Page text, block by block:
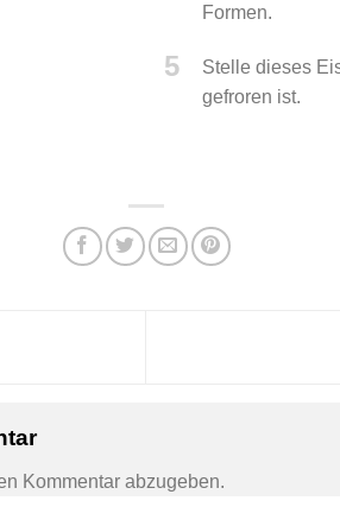
Formen.
5
Stelle dieses
gefroren ist.
Kommentar abzugeben.